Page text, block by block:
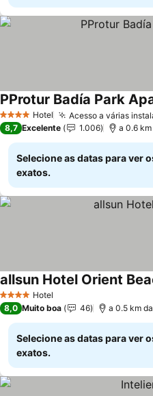
4 EstrelasHotel Acesso a várias
PProtur Badía Park
8,7 Excelente 1.006 a 0.6
Selecione as datas para ver
exatos.
4 EstrelasHotel
allsun Hotel Orient
8,0 Muito boa 46 a 0.5 km
Selecione as datas para ver
exatos.